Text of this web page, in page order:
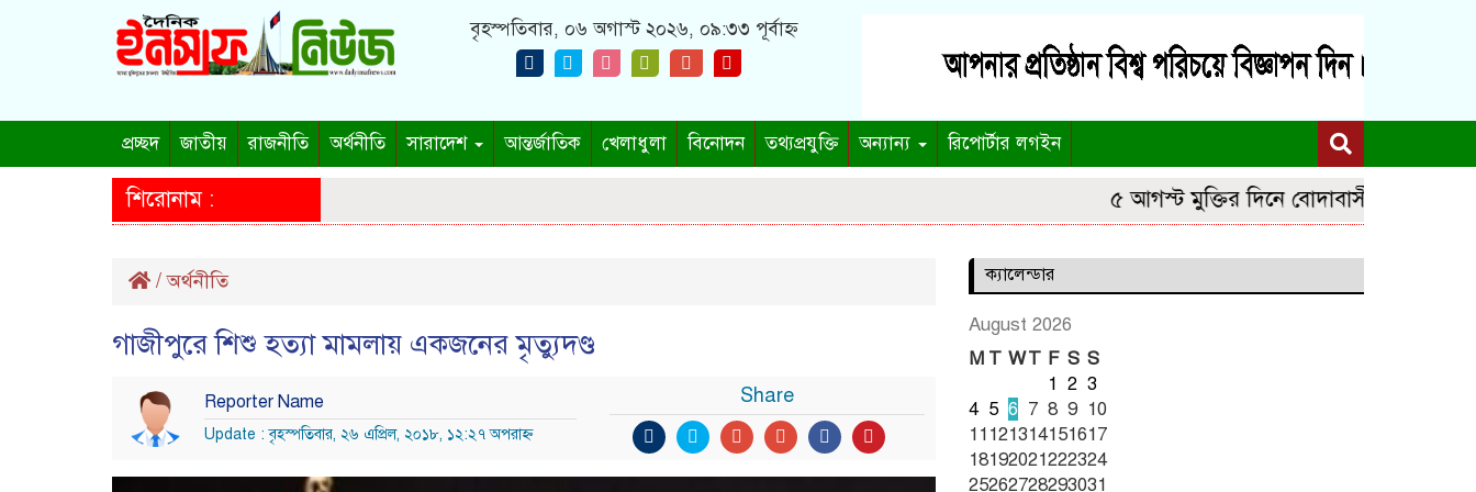
বৃহস্পতিবার, ০৬ অগাস্ট ২০২৬, ০৯:৩৩ পূর্বাহ্ন
প্রচ্ছদ জাতীয় রাজনীতি অর্থনীতি সারাদেশ আন্তর্জাতিক খেলাধুলা বিনোদন তথ্যপ্রযুক্তি অন্যান্য রিপোর্টার লগইন
শিরোনাম : ৫ আগস্ট মুক্তির দিনে বোদাবাসীর জন্য নতুন
/অর্থনীতি
গাজীপুরে শিশু হত্যা মামলায় একজনের মৃত্যুদণ্ড
Reporter Name
Update : বৃহস্পতিবার, ২৬ এপ্রিল, ২০১৮, ১২:২৭ অপরাহ্ণ
Share
ক্যালেন্ডার
August 2026
M T WT F S S
1 2 3
4 5 6 7 8 9 10
11121314151617
18192021222324
25262728293031